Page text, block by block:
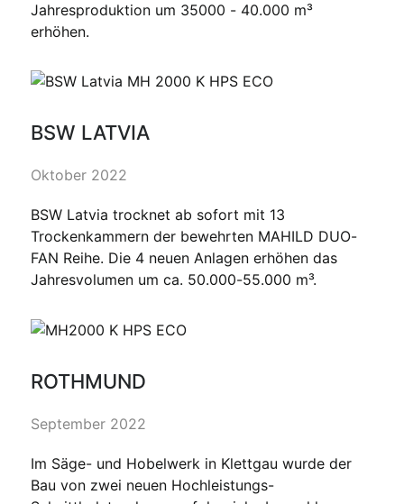
Jahresproduktion um 35000 - 40.000 m³
erhöhen.
BSW LATVIA
Oktober 2022
BSW Latvia trocknet ab sofort mit 13
Trockenkammern der bewehrten MAHILD DUO-
FAN Reihe. Die 4 neuen Anlagen erhöhen das
Jahresvolumen um ca. 50.000-55.000 m³.
ROTHMUND
September 2022
Im Säge- und Hobelwerk in Klettgau wurde der
Bau von zwei neuen Hochleistungs-